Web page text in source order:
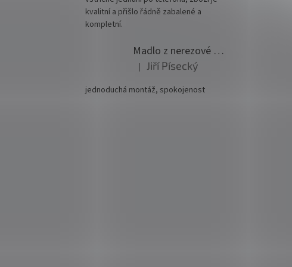
kvalitní a přišlo řádně zabalené a
kompletní.
Madlo z nerezové oceli pr. 42,4mm komplet - model 0116 - 3000mm
Hodnocení produktu je 5 z 5 hvězdiček.
| Jiří Písecký
jednoduchá montáž, spokojenost